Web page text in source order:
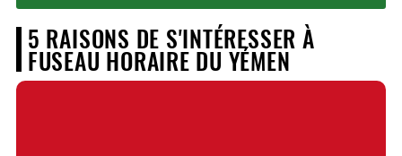
5 RAISONS DE S'INTÉRESSER À
FUSEAU HORAIRE DU YÉMEN